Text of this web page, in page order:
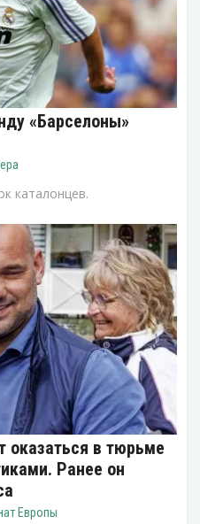
«Барселоны»
каталонцев.
оказаться в тюрьме
Ранее он
Европы